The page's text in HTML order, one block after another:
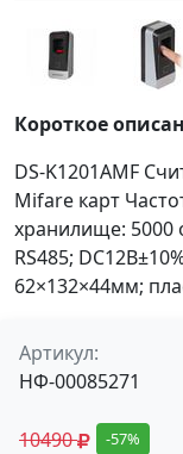
Короткое
DS-K1201AMF
Mifare карт
хранилище: 5000
RS485;
62×132×44мм;
Артикул:
НФ-00085271
10490 -57%